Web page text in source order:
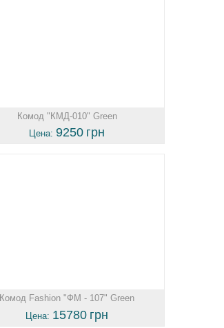
Комод "КМД-010" Green
Цена:9250 грн
Комод Fashion "ФМ - 107" Green
Цена: 15780 грн